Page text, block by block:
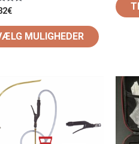
5
€
MULIGHEDER